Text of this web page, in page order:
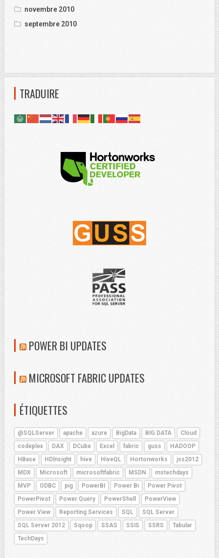
novembre 2010
septembre 2010
TRADUIRE
POWER BI UPDATES
MICROSOFT FABRIC UPDATES
ÉTIQUETTES
@SQLServer apache azure BigData BIG DATA
Cloud
codeplex
DAX DCube Excel fabric guss
HADOOP
HBase
HDInsight hive HiveQL Hortonworks
jss2012
MDX
Microsoft microsoftfabric MSDN
mstechdays
MVP
ODBC pig PowerBI Power Bi
Power Pivot
PowerPivot
Power Query PowerShell
PowerView
Power View
Reporting Services SQL
SQL Server
SQL Server 2012
Sqoop SSAS SSIS SSRS
Tabular
TechDays